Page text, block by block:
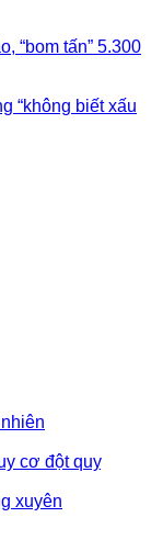
“bom tấn” 5.300
“không biết xấu
cơ đột quỵ
xuyên